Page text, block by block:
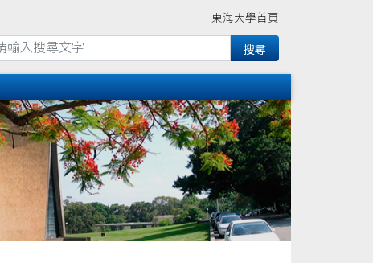
東海大學首頁